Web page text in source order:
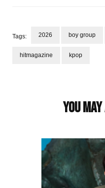
Tags: 2026 boy group
hitmagazine kpop
You